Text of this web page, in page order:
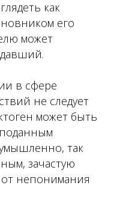
как
его
может
в сфере
не следует
может быть
так
зачастую
непонимания